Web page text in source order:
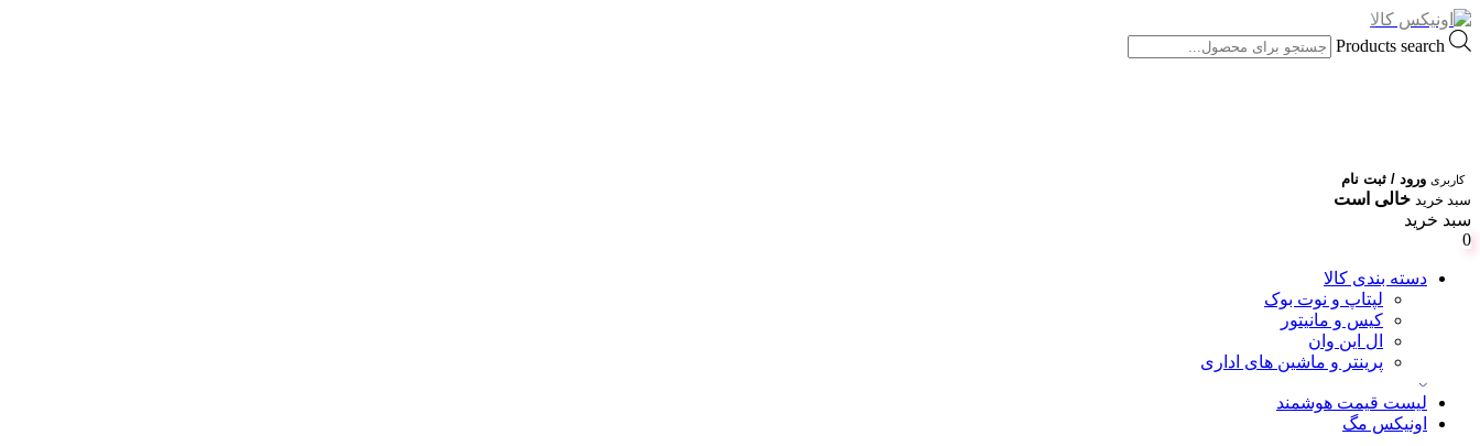
Products search
کاربری ورود / ثبت نام
سبد خرید خالی است
سبد خرید
0
دسته بندی کالا
لپتاپ و نوت بوک
کیس و مانیتور
ال این وان
پرینتر و ماشین های اداری
لیست قیمت هوشمند
اونیکس مگ